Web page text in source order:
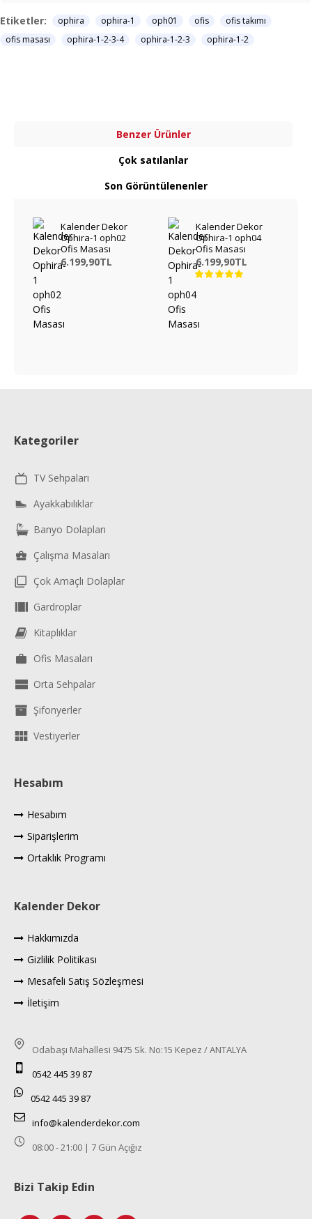
Etiketler: ophira ophira-1 oph01 ofis
ofis takımı
ofis masası
ophira-1-2-3-4 ophira-1-2-3 ophira-1-2
Benzer Ürünler
Çok satılanlar
Son Görüntülenenler
Kalender Dekor
Ophira-1 oph02
Ofis Masası
6.199,90TL
Kalender Dekor
Ophira-1 oph04
Ofis Masası
6.199,90TL
Kategoriler
TV Sehpaları
Ayakkabılıklar
Banyo Dolapları
Çalışma Masaları
Çok Amaçlı Dolaplar
Gardroplar
Kitaplıklar
Ofis Masaları
Orta Sehpalar
Şifonyerler
Vestiyerler
Hesabım
Hesabım
Siparişlerim
Ortaklık Programı
Kalender Dekor
Hakkımızda
Gizlilik Politikası
Mesafeli Satış Sözleşmesi
İletişim
Odabaşı Mahallesi 9475 Sk. No:15 Kepez / ANTALYA
0542 445 39 87
0542 445 39 87
info@kalenderdekor.com
08:00 - 21:00 | 7 Gün Açığız
Bizi Takip Edin